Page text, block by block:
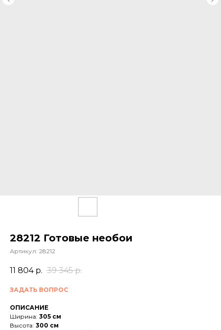
28212 Готовые необои
Артикул: 28212
11 804 р. 39 345 р.
ЗАДАТЬ ВОПРОС
ОПИСАНИЕ
Ширина: 305 см
Высота: 300 см